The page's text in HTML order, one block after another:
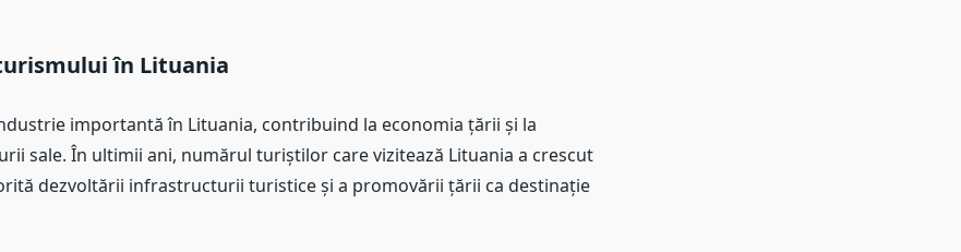
în Lituania
importantă în Lituania, contribuind la economia țării și la
sale. În ultimii ani, numărul turiștilor care vizitează Lituania a crescut
dezvoltării infrastructurii turistice și a promovării țării ca destinație